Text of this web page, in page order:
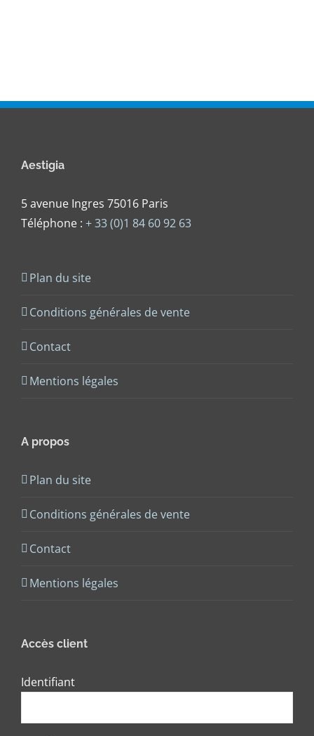
Aestigia
5 avenue Ingres 75016 Paris
Téléphone : + 33 (0)1 84 60 92 63
Plan du site
Conditions générales de vente
Contact
Mentions légales
A propos
Plan du site
Conditions générales de vente
Contact
Mentions légales
Accès client
Identifiant